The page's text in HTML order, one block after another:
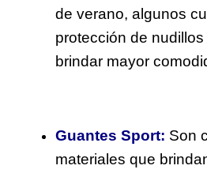
de verano, algunos
protección de
brindar mayor
Guantes Sport: Son
materiales que